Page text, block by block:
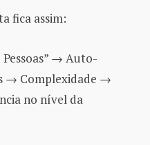
fica assim:
→ Auto-
→ Complexidade →
no nível da